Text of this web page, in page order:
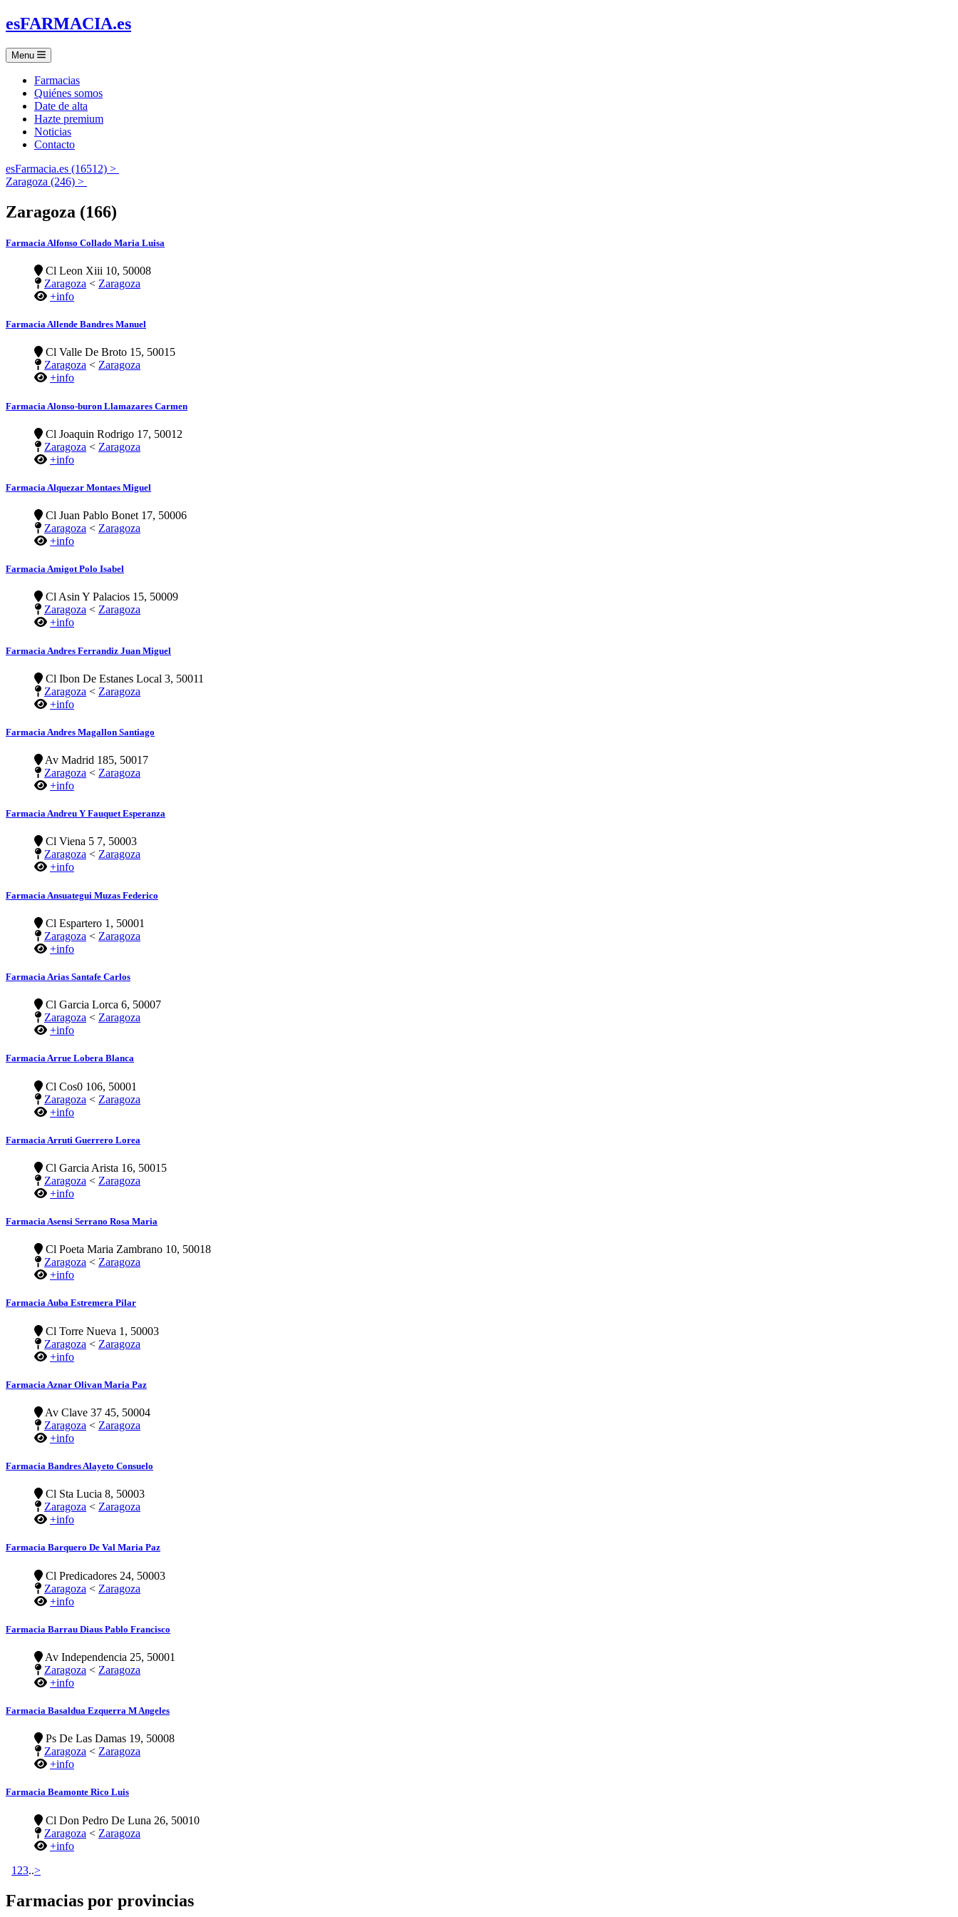
esFARMACIA.es
Menu
Farmacias
Quiénes somos
Date de alta
Hazte premium
Noticias
Contacto
esFarmacia.es (16512) >
Zaragoza (246) >
Zaragoza (166)
Farmacia Alfonso Collado Maria Luisa
Cl Leon Xiii 10, 50008
Zaragoza < Zaragoza
+info
Farmacia Allende Bandres Manuel
Cl Valle De Broto 15, 50015
Zaragoza < Zaragoza
+info
Farmacia Alonso-buron Llamazares Carmen
Cl Joaquin Rodrigo 17, 50012
Zaragoza < Zaragoza
+info
Farmacia Alquezar Montaes Miguel
Cl Juan Pablo Bonet 17, 50006
Zaragoza < Zaragoza
+info
Farmacia Amigot Polo Isabel
Cl Asin Y Palacios 15, 50009
Zaragoza < Zaragoza
+info
Farmacia Andres Ferrandiz Juan Miguel
Cl Ibon De Estanes Local 3, 50011
Zaragoza < Zaragoza
+info
Farmacia Andres Magallon Santiago
Av Madrid 185, 50017
Zaragoza < Zaragoza
+info
Farmacia Andreu Y Fauquet Esperanza
Cl Viena 5 7, 50003
Zaragoza < Zaragoza
+info
Farmacia Ansuategui Muzas Federico
Cl Espartero 1, 50001
Zaragoza < Zaragoza
+info
Farmacia Arias Santafe Carlos
Cl Garcia Lorca 6, 50007
Zaragoza < Zaragoza
+info
Farmacia Arrue Lobera Blanca
Cl Cos0 106, 50001
Zaragoza < Zaragoza
+info
Farmacia Arruti Guerrero Lorea
Cl Garcia Arista 16, 50015
Zaragoza < Zaragoza
+info
Farmacia Asensi Serrano Rosa Maria
Cl Poeta Maria Zambrano 10, 50018
Zaragoza < Zaragoza
+info
Farmacia Auba Estremera Pilar
Cl Torre Nueva 1, 50003
Zaragoza < Zaragoza
+info
Farmacia Aznar Olivan Maria Paz
Av Clave 37 45, 50004
Zaragoza < Zaragoza
+info
Farmacia Bandres Alayeto Consuelo
Cl Sta Lucia 8, 50003
Zaragoza < Zaragoza
+info
Farmacia Barquero De Val Maria Paz
Cl Predicadores 24, 50003
Zaragoza < Zaragoza
+info
Farmacia Barrau Diaus Pablo Francisco
Av Independencia 25, 50001
Zaragoza < Zaragoza
+info
Farmacia Basaldua Ezquerra M Angeles
Ps De Las Damas 19, 50008
Zaragoza < Zaragoza
+info
Farmacia Beamonte Rico Luis
Cl Don Pedro De Luna 26, 50010
Zaragoza < Zaragoza
+info
1 23..>
Farmacias por provincias